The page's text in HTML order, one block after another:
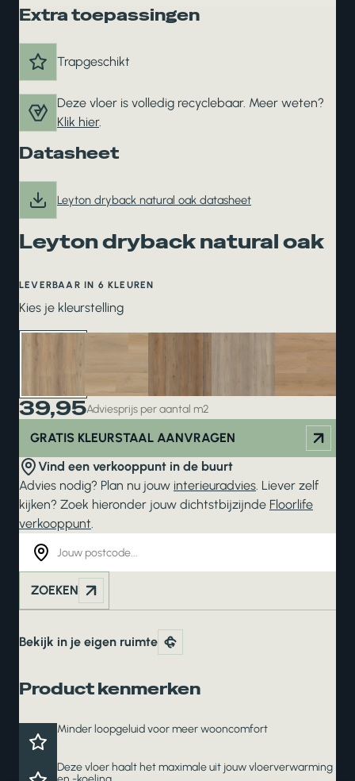
Extra toepassingen
Trapgeschikt
Deze vloer is volledig recyclebaar. Meer weten?
Klik hier.
Datasheet
Leyton dryback natural oak datasheet
Leyton dryback natural oak
LEVERBAAR IN 6 KLEUREN
Kies je kleurstelling
39,95Adviesprijs per aantal m2
GRATIS KLEURSTAAL AANVRAGEN
Vind een verkooppunt in de buurt
Advies nodig? Plan nu jouw interieuradvies. Liever zelf
kijken? Zoek hieronder jouw dichtstbijzijnde Floorlife
verkooppunt.
ZOEKEN
Bekijk in je eigen ruimte
Product kenmerken
Minder loopgeluid voor meer wooncomfort
Deze vloer haalt het maximale uit jouw vloerverwarming